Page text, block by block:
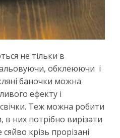
не тільки в
обклеюючи і
баночки можна
ефекту і
Теж можна робити
них потрібно вирізати
крізь прорізані